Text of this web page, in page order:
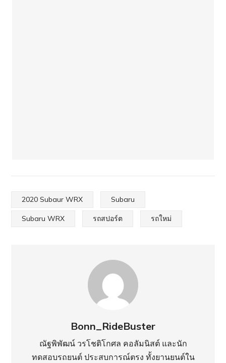
2020 Subaur WRX Subaru
Subaru WRX รถสปอร์ต รถใหม่
Bonn_RideBuster
ณัฐพิพัฒน์ วรโชติโกศล คอลัมนิสต์ และนัก
ทดสอบรถยนต์ ประสบการณ์ตรง ทั้งยานยนต์ใน